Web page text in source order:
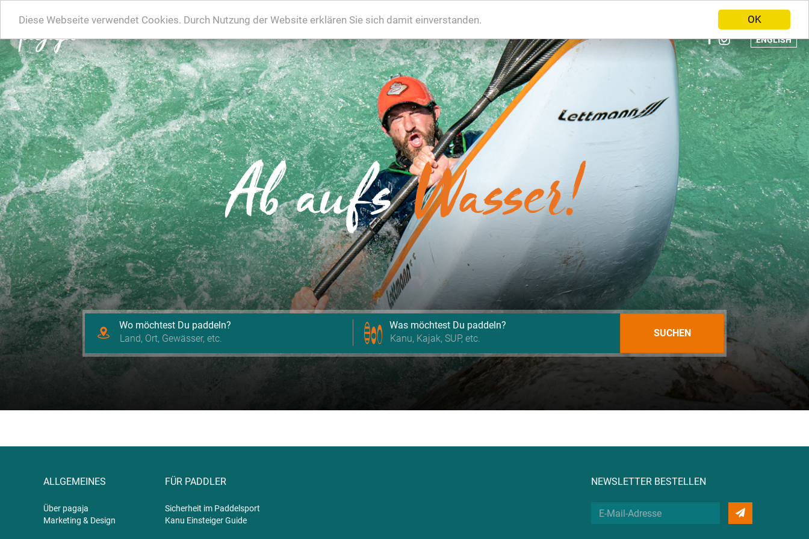
OK
Diese Webseite verwendet Cookies. Durch Nutzung der Website erklären Sie sich damit einverstanden.
ANBIETER WERDEN HOME
ENGLISH
Ab aufsWasser!
Wo möchtest Du paddeln? Was möchtest Du paddeln?
SUCHEN
ALLGEMEINES
Über pagaja
Marketing & Design
FÜR PADDLER
Sicherheit im Paddelsport
Kanu Einsteiger Guide
NEWSLETTER BESTELLEN
Deine
E-